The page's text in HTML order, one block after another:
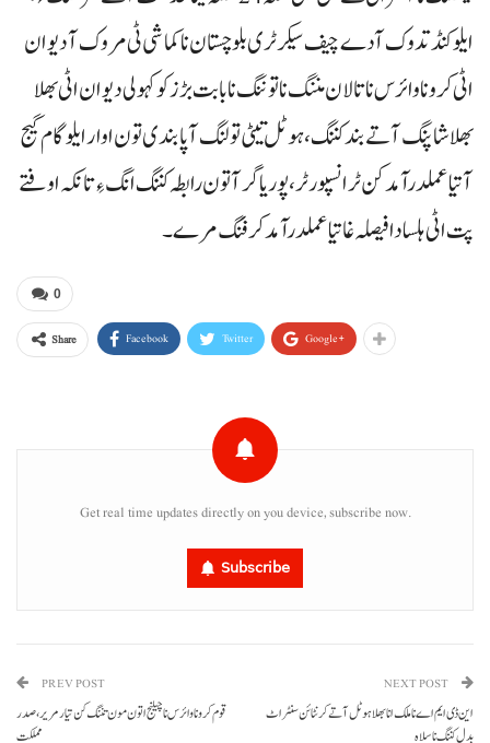
ایلو کنڈتدوک آدے چیف سیکرٹری بلوچستان نا کماشی ٹی مروک آ دیوان
اٹی کروناوائرس نا تالان مننگ نا توننگ نا بابت بڑزکو کہولی دیوان اٹی بھلا
بھلا شاپنگ آتے بند کننگ، ہوٹل تیٹی تولنگ آ پابندی تون اوار ایلو گام گیج
آتیا عملدرآمد کن ٹرانسپورٹر، پوریاگر آتون رابطہ کننگ انگ ءِ تانکہ اوفتے
پت اٹی ہلسا دا فیصلہ غاتیا عملدرآمد کرفنگ مرے۔
0
Share Facebook Twitter Google+
Get real time updates directly on you device, subscribe now.
Subscribe
PREV POST
قوم کروناوائرس نا چیلنج اتون مون تننگ کن تیار مریر، صدر
مملکت
NEXT POST
این ڈی ایم اے نا ملک انا بھلا ہوٹل آتے کرنٹائن سنٹر اٹ
بدل کننگ نا سلاہ